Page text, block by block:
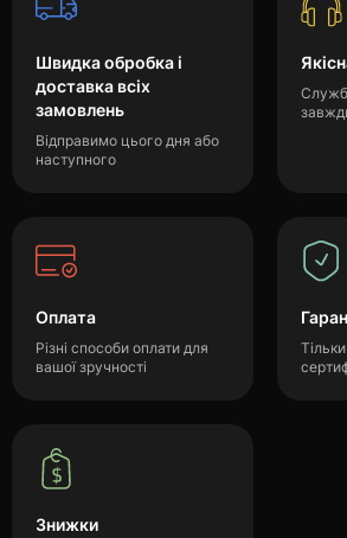
Швидка обробка і
доставка всіх
замовлень
Відправимо цього дня або
наступного
Оплата
Різні способи оплати для
вашої зручності
Знижки